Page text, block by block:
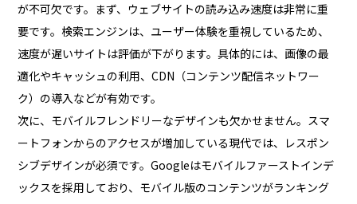
が不可欠です。まず、ウェブサイトの読み込み速度は非常に重
要です。検索エンジンは、ユーザー体験を重視しているため、
速度が遅いサイトは評価が下がります。具体的には、画像の最
適化やキャッシュの利用、CDN（コンテンツ配信ネットワー
ク）の導入などが有効です。
次に、モバイルフレンドリーなデザインも欠かせません。スマ
ートフォンからのアクセスが増加している現代では、レスポン
シブデザインが必須です。Googleはモバイルファーストインデ
ックスを採用しており、モバイル版のコンテンツがランキング